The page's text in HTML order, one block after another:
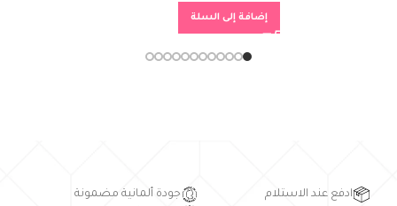
إضافة إلى السلة
ادفع عند الاستلام
جودة ألمانية مضمونة